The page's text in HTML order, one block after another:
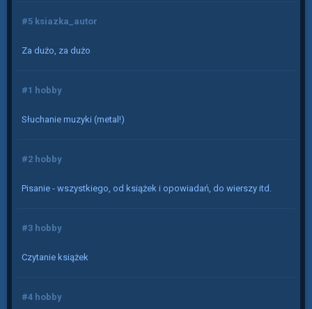
#5 ksiazka_autor
Za dużo, za dużo
#1 hobby
Słuchanie muzyki (metal!)
#2 hobby
Pisanie - wszystkiego, od książek i opowiadań, do wierszy itd.
#3 hobby
Czytanie książek
#4 hobby